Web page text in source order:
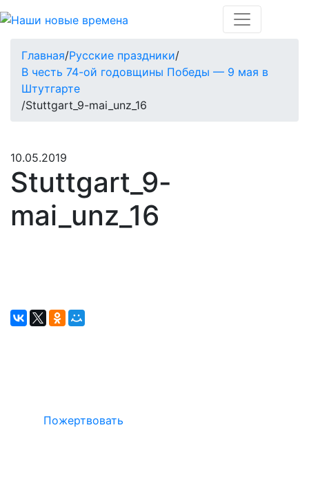
Главная/Русские праздники/
В честь 74-ой годовщины Победы — 9 мая в
Штутгарте
/Stuttgart_9-mai_unz_16
10.05.2019
Stuttgart_9-
mai_unz_16
Пожертвовать